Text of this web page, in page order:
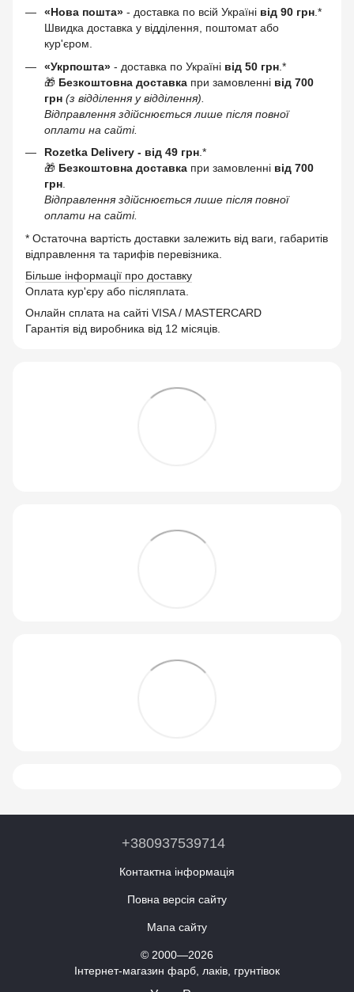
«Нова пошта» - доставка по всій Україні від 90 грн.*
Швидка доставка у відділення, поштомат або
кур'єром.
«Укрпошта» - доставка по Україні від 50 грн .*
🎁 Безкоштовна доставка при замовленні від 700
грн (з відділення у відділення).
Відправлення здійснюється лише після повної
оплати на сайті.
Rozetka Delivery - від 49 грн .*
🎁 Безкоштовна доставка при замовленні від 700
грн
Відправлення здійснюється лише після повної
оплати на сайті.
* Остаточна вартість доставки залежить від ваги, габаритів
відправлення та тарифів перевізника.
Більше інформації про доставку
Оплата кур'єру або післяплата.
Онлайн сплата на сайті VISA / MASTERCARD
Гарантія від виробника від 12 місяців.
+380937539714
Контактна інформація
Повна версія сайту
Мапа сайту
© 2000—2026
Інтернет-магазин фарб, лаків, грунтівок